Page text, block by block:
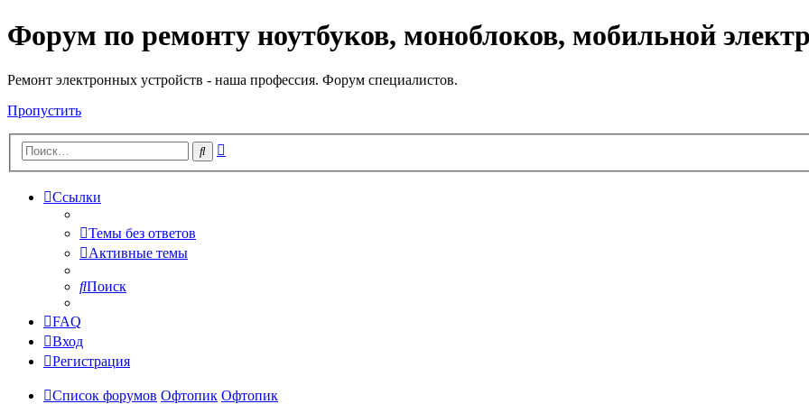
Регистрация
Форум по ремонту ноутбуков, моноблоков, мобильной
Ремонт электронных устройств - наша профессия. Форум специалистов.
Пропустить
Поиск
Ссылки
Темы без ответов
Активные темы
Поиск
FAQ
Вход
Регистрация
Список форумов Офтопик Офтопик